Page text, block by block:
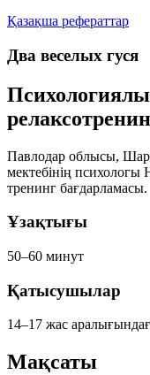
Қазақша рефераттар
Два веселых гуся
Павлодар облысы,
мектебінің психологы
тренинг бағдарламасы.
Ұзақтығы
50–60 минут
Қатысушылар
14–17 жас
Мақсаты